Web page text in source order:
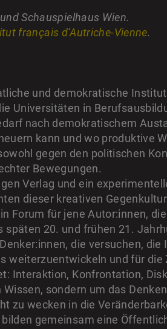
und Schauspielhaus Wien.
français d’Autriche-Vienne.
und demokratische
Universitäten in
nach demokratischem
kann und wo produktive
gegen den politischen
Bewegungen.
Verlag und ein
dieser kreativen
Forum für jene Autor:innen,
späten 20. und frühen 21.
die versuchen, die
weiterzuentwickeln und für
Interaktion, Konfrontation,
sondern um das
zu wecken in die
gemeinsam eine